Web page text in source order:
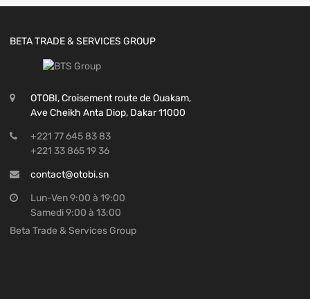
BETA TRADE & SERVICES GROUP
OTOBI, Croisement route de Ouakam,
Ave Cheikh Anta Diop, Dakar 11000
+221 77 645 83 83
+221 33 865 19 36
contact@otobi.sn
Lun-Ven 9:00 à 19:00
Samedi 9:00 à 13:00
Beta Trade & Services Group